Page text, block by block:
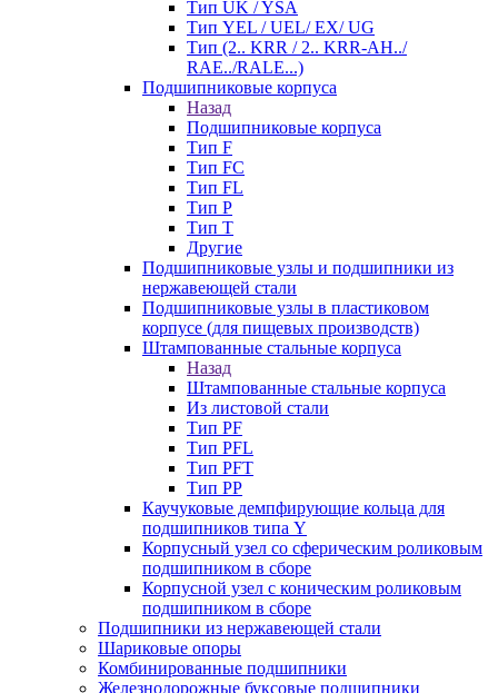
Тип UK / YSA
Тип YEL / UEL/ EX/ UG
Тип (2.. KRR / 2.. KRR-AH../
RAE../RALE...)
Подшипниковые корпуса
Назад
Подшипниковые корпуса
Тип F
Тип FC
Тип FL
Тип P
Тип T
Другие
Подшипниковые узлы и подшипники из
нержавеющей стали
Подшипниковые узлы в пластиковом
корпусе (для пищевых производств)
Штампованные стальные корпуса
Назад
Штампованные стальные корпуса
Из листовой стали
Тип PF
Тип PFL
Тип PFT
Тип PP
Каучуковые демпфирующие кольца для
подшипников типа Y
Корпусный узел со сферическим роликовым
подшипником в сборе
Корпусной узел с коническим роликовым
подшипником в сборе
Подшипники из нержавеющей стали
Шариковые опоры
Комбинированные подшипники
Железнодорожные буксовые подшипники